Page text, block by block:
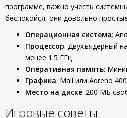
программе, важно учесть
беспокойся, они довольно
Операционная система:
Процессор: Двухъядерный
менее 1.5 ГГц
Оперативная память:
Графика: Mali или Adreno
Место на диске: 200 МБ
Игровые советы